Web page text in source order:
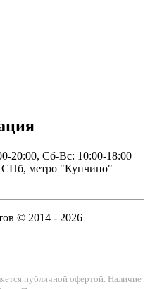
20:00, Сб-Вс: 10:00-18:00
СПб, метро "Купчино"
© 2014 - 2026
публичной офертой. Наличие